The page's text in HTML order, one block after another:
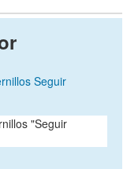
Seguir
"Seguir